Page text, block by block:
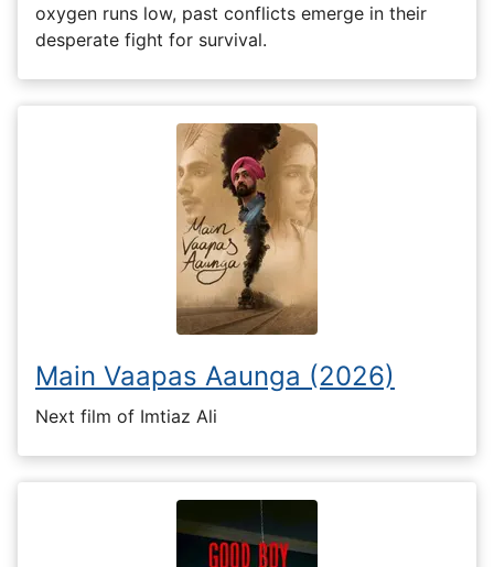
oxygen runs low, past conflicts emerge in their
desperate fight for survival.
Main Vaapas Aaunga (2026)
Next film of Imtiaz Ali